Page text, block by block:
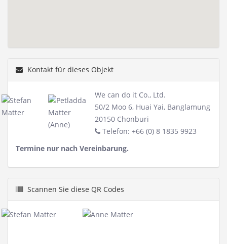
Kontakt für dieses Objekt
We can do it Co., Ltd.
50/2 Moo 6, Huai Yai, Banglamung
20150 Chonburi
Telefon: +66 (0) 8 1835 9923
Termine nur nach Vereinbarung.
Scannen Sie diese QR Codes